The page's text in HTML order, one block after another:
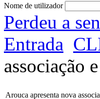
Nome de utilizador
Perdeu a
Entrada
associação
Arouca apresenta nova